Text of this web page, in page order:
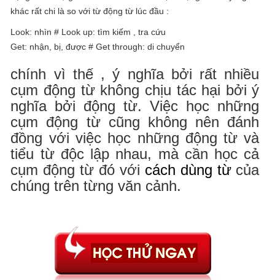
khác rất chi là so với từ động từ lúc đầu :
Look: nhìn # Look up: tìm kiếm , tra cứu
Get: nhận, bị, được # Get through: di chuyển
chính vì thế , ý nghĩa bởi rất nhiều
cụm động từ không chịu tác hại bởi ý
nghĩa bởi động từ. Việc học những
cụm động từ cũng không nên đánh
đồng với việc học những động từ và
tiểu từ độc lập nhau, mà cần học cả
cụm động từ đó với cách dùng từcủa
chúng trên từng văn cảnh.